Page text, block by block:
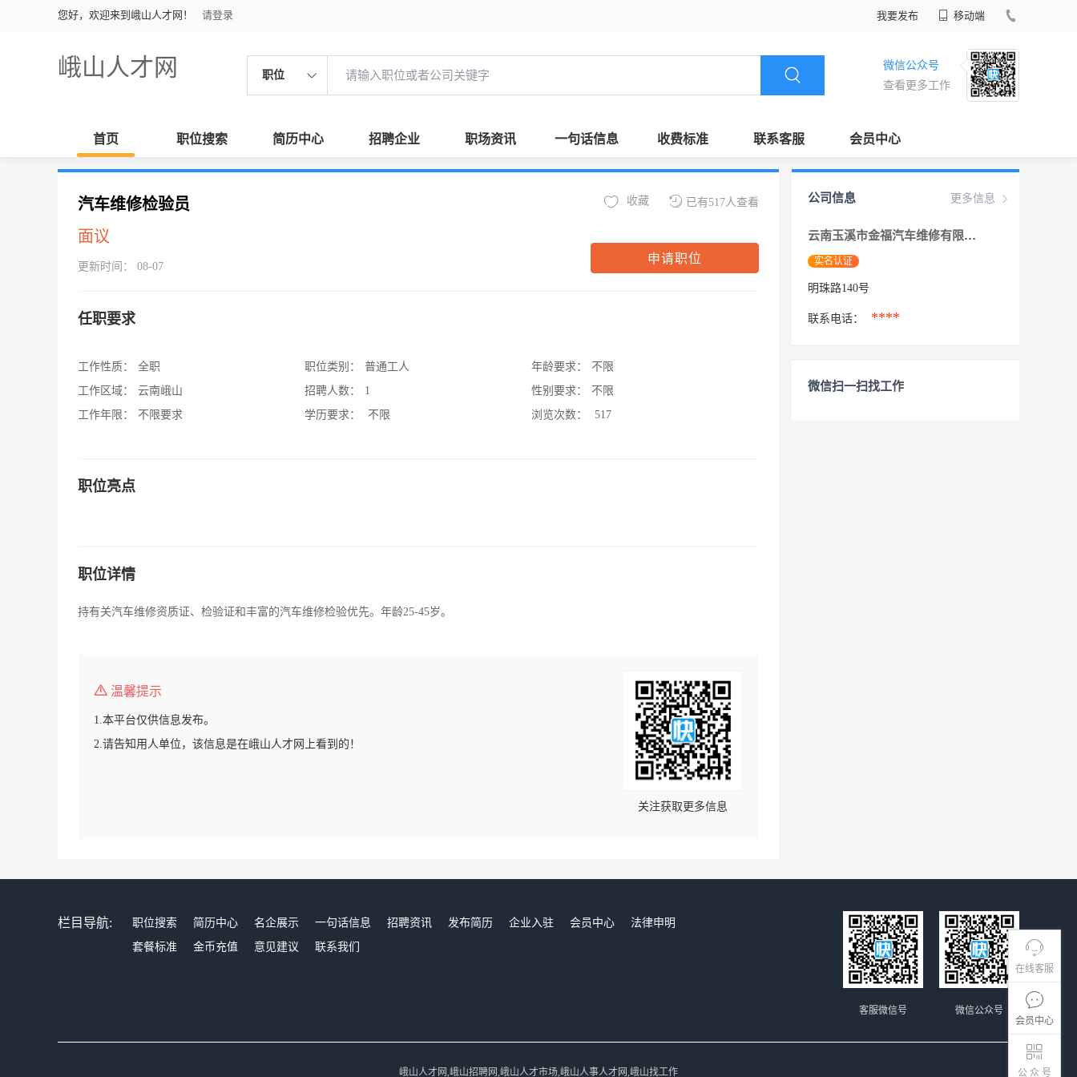
您好，欢迎来到峨山人才网！ 请登录 我要发布 移动端
峨山人才网 职位
微信公众号
查看更多工作
首页 职位搜索 简历中心 招聘企业 职场资讯 一句话信息 收费标准 联系客服 会员中心
在线客服
会员中心
公 众 号
汽车维修检验员
面议
更新时间： 08-07
已有517人查看
收藏
申请职位
任职要求
工作性质：
全职
工作区域：
云南峨山
工作年限：
不限要求
职位类别：
普通工人
招聘人数：
1
学历要求：
不限
年龄要求：
不限
性别要求：
不限
浏览次数：
517
职位亮点
职位详情
持有关汽车维修资质证、检验证和丰富的汽车维修检验优先。年龄25-45岁。
温馨提示
1.本平台仅供信息发布。
2.请告知用人单位，该信息是在峨山人才网上看到的！
关注获取更多信息
更多信息
公司信息
云南玉溪市金福汽车维修有限公司
实名认证
明珠路140号
联系电话： ****
微信扫一扫找工作
栏目导航: 职位搜索 简历中心 名企展示 一句话信息 招聘资讯 发布简历 企业入驻 会员中心
法律申明
套餐标准
金币充值 意见建议 联系我们
微信公众号
客服微信号
峨山人才网,峨山招聘网,峨山人才市场,峨山人事人才网,峨山找工作